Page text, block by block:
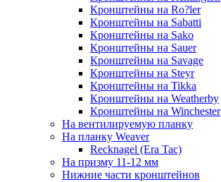
Кронштейны на Ro?ler
Кронштейны на Sabatti
Кронштейны на Sako
Кронштейны на Sauer
Кронштейны на Savage
Кронштейны на Steyr
Кронштейны на Tikka
Кронштейны на Weatherby
Кронштейны на Winchester
На вентилируемую планку
На планку Weaver
Recknagel (Era Tac)
На призму 11-12 мм
Нижние части кронштейнов